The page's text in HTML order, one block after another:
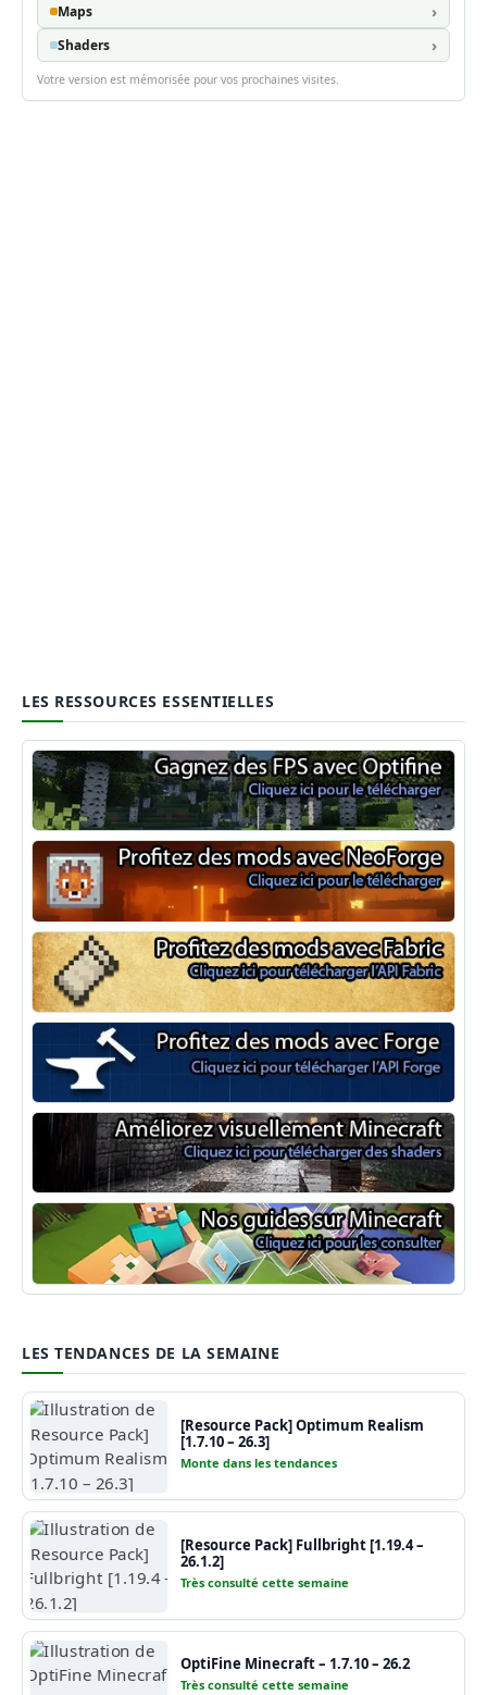
Maps
Shaders
Votre version est mémorisée pour vos prochaines visites.
LES RESSOURCES ESSENTIELLES
Optifine
NeoForge
Minecraft Fabric
Minecraft Forge
Shaders Minecraft
Guide Minecraft
LES TENDANCES DE LA SEMAINE
[Resource Pack] Optimum Realism
[1.7.10 – 26.3]
Monte dans les tendances
[Resource Pack] Fullbright [1.19.4 –
26.1.2]
Très consulté cette semaine
OptiFine Minecraft – 1.7.10 – 26.2
Très consulté cette semaine